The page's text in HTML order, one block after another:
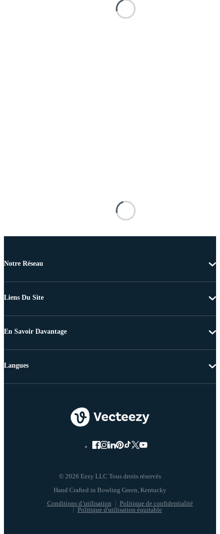
Notre Réseau
Liens Du Site
En Savoir Davantage
© 2026 Eezy LLC Tous droits réservés
Conditions d’utilisation
Politique de confidentialité
Politique d'utilisation équitable
Langues